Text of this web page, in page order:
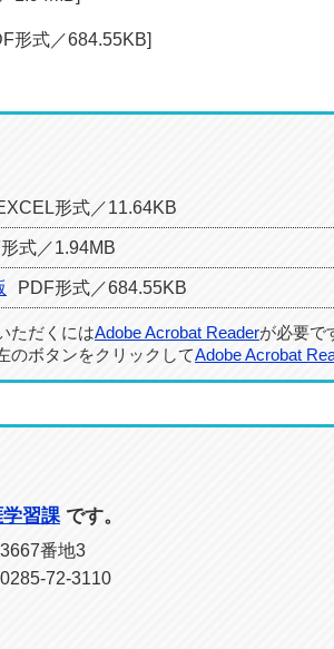
形式／684.55KB]
形式／11.64KB
式／1.94MB
PDF形式／684.55KB
ただくにはAdobe Acrobat Readerが必要で
のボタンをクリックしてAdobe Acrobat
習課 です。
番地3
72-3110